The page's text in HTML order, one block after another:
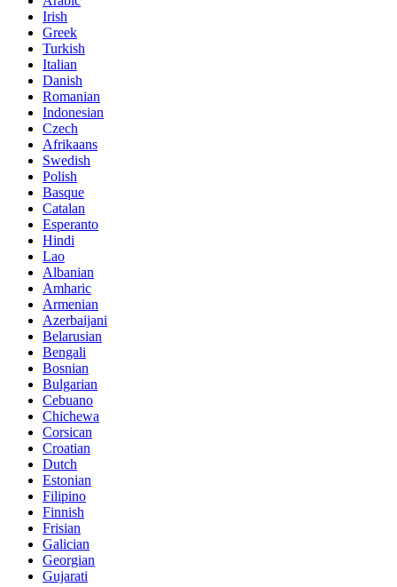
Irish
Greek
Turkish
Italian
Danish
Romanian
Indonesian
Czech
Afrikaans
Swedish
Polish
Basque
Catalan
Esperanto
Hindi
Lao
Albanian
Amharic
Armenian
Azerbaijani
Belarusian
Bengali
Bosnian
Bulgarian
Cebuano
Chichewa
Corsican
Croatian
Dutch
Estonian
Filipino
Finnish
Frisian
Galician
Georgian
Gujarati